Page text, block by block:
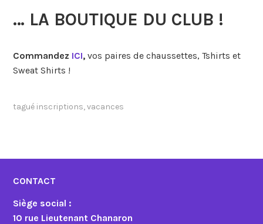
… LA BOUTIQUE DU CLUB !
Commandez ICI, vos paires de chaussettes, Tshirts et
Sweat Shirts !
tagué inscriptions,vacances
CONTACT
Siège social :
10 rue Lieutenant Chanaron